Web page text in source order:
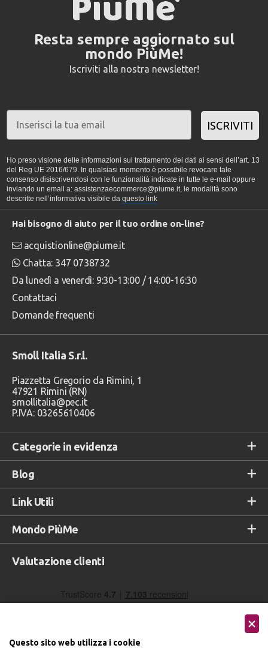
Resta sempre aggiornato sul
mondo PiùMe!
Iscriviti alla nostra newsletter!
ISCRIVITI
Ho preso visione delle informazioni sul trattamento dei dati ai sensi dell’art. 13
del Reg UE 2016/679. In qualsiasi momento è possibile revocare tale
consenso disiscrivendosi con le funzionalità indicate in tutte le e-mail oppure
inviando un email a: assistenzaecommerce@piume.it, le modalità sono
descritte nell’informativa visibile da questo link
Categorie in evidenza
Blog
Link Utili
Mondo PiùMe
Hai bisogno di aiuto per il tuo ordine on-line?
acquistionline@piume.it
Chatta: 347 0738732
Da lunedì a venerdì: 9:30-13:00 / 14:00-16:30
Contattaci
Domande frequenti
Smoll Italia S.r.l.
Piazzetta Gregorio da Rimini, 1
47921 Rimini (RN)
smollitalia@pec.it
P.IVA: 03265610406
Valutazione clienti
Questo sito web utilizza i cookie